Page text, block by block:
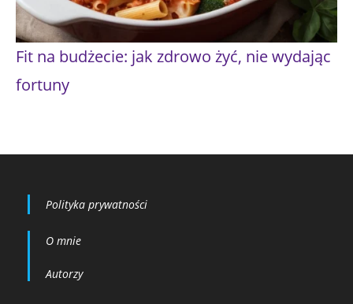
Fit na budżecie: jak zdrowo żyć, nie wydając
fortuny
Polityka prywatności
O mnie
Autorzy